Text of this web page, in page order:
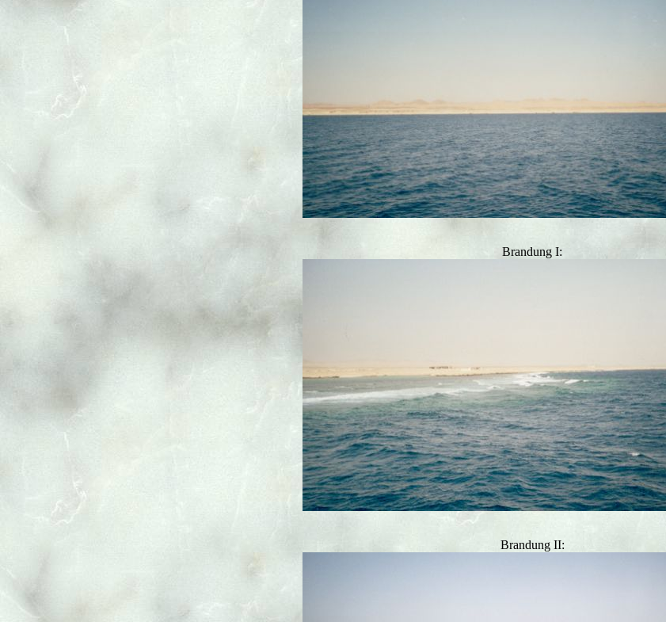
Brandung I:
Brandung II: